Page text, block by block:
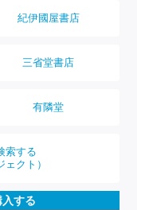
紀伊國屋書店
三省堂書店
有隣堂
索する
ェクト）
する